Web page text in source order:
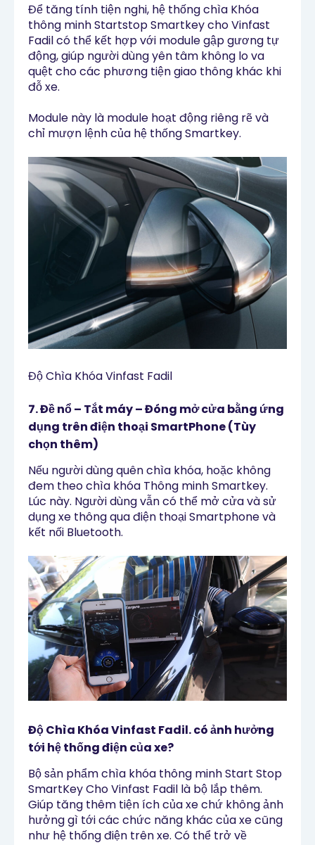
Để tăng tính tiện nghi, hệ thống chìa Khóa
thông minh Startstop Smartkey cho Vinfast
Fadil có thể kết hợp với module gập gương tự
động, giúp người dùng yên tâm không lo va
quệt cho các phương tiện giao thông khác khi
đỗ xe.
Module này là module hoạt động riêng rẽ và
chỉ mượn lệnh của hệ thống Smartkey.
Độ Chìa Khóa Vinfast Fadil
7. Đề nổ – Tắt máy – Đóng mở cửa bằng ứng
dụng trên điện thoại SmartPhone (Tùy
chọn thêm)
Nếu người dùng quên chìa khóa, hoặc không
đem theo chìa khóa Thông minh Smartkey.
Lúc này. Người dùng vẫn có thể mở cửa và sử
dụng xe thông qua điện thoại Smartphone và
kết nối Bluetooth.
Độ Chìa Khóa Vinfast Fadil. có ảnh hưởng
tới hệ thống điện của xe?
Bộ sản phẩm chìa khóa thông minh Start Stop
SmartKey Cho Vinfast Fadil là bộ lắp thêm.
Giúp tăng thêm tiện ích của xe chứ không ảnh
hưởng gì tới các chức năng khác của xe cũng
như hệ thống điện trên xe. Có thể trở về